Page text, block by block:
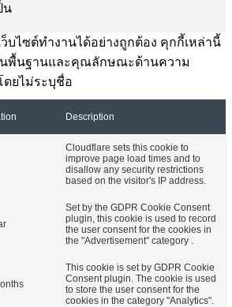
น
ว็บไซต์ทำงานได้อย่างถูกต้อง คุกกี้เหล่านี้
นพื้นฐานและคุณลักษณะด้านความ
ดยไม่ระบุชื่อ
Description
Cloudflare sets this cookie to
improve page load times and to
disallow any security restrictions
based on the visitor's IP address.
Set by the GDPR Cookie Consent
plugin, this cookie is used to record
the user consent for the cookies in
the "Advertisement" category .
This cookie is set by GDPR Cookie
Consent plugin. The cookie is used
to store the user consent for the
cookies in the category "Analytics".